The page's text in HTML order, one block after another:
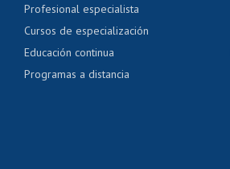
Profesional especialista
Cursos de especialización
Educación continua
Programas a distancia